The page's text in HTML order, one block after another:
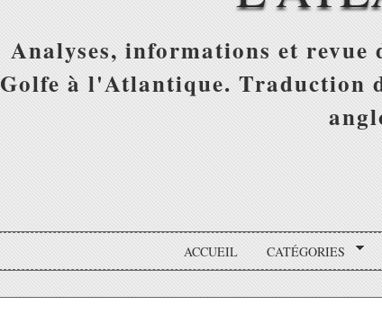
Analyses, informations et
Golfe à l'Atlantique. Traduction
ACCUEIL CATÉGORIES